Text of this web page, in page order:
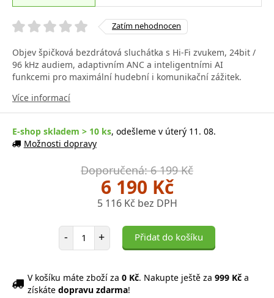
Zatím nehodnocen
Objev špičková bezdrátová sluchátka s Hi‑Fi zvukem, 24bit /
96 kHz audiem, adaptivním ANC a inteligentními AI
funkcemi pro maximální hudební i komunikační zážitek.
Více informací
E-shop skladem > 10 ks, odešleme v úterý 11. 08.
Možnosti dopravy
Doporučená: 6 199 Kč
6 190 Kč
5 116 Kč bez DPH
- Počet položek
+ Přidat do košíku
V košíku máte zboží za 0 Kč. Nakupte ještě za 999 Kč a
získáte dopravu zdarma!